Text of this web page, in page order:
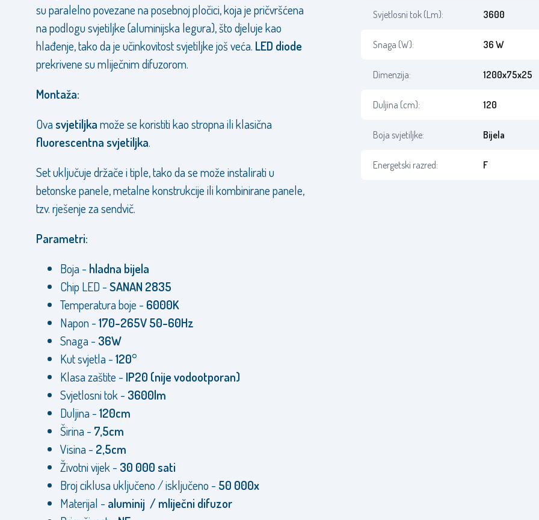
su paralelno povezane na posebnoj pločici, koja je pričvršćena
na podlogu svjetiljke (aluminijska legura), što djeluje kao
hlađenje, tako da je učinkovitost svjetiljke još veća. LED diode
prekrivene su mliječnim difuzorom.
Montaža:
Ova svjetiljkamože se koristiti kao stropna ili klasična
fluorescentna svjetiljka.
Set uključuje držače i tiple, tako da se može instalirati u
betonske panele, metalne konstrukcije ili kombinirane panele,
tzv. rješenje za sendvič.
Parametri:
Boja - hladna bijela
Chip LED -SANAN 2835
Temperatura boje - 6000K
Napon -170-265V 50-60Hz
Snaga - 36W
Kut svjetla -120°
Klasa zaštite - IP20 (nije vodootporan)
Svjetlosni tok - 3600lm
Duljina -120cm
Širina - 7,5cm
Visina - 2,5cm
Životni vijek - 30 000 sati
Broj ciklusa uključeno / isključeno - 50 000x
Materijal - aluminij / mliječni difuzor
Svjetlosni tok (Lm): 3600
Snaga (W): 36 W
Dimenzija: 1200x75x25
Duljina (cm): 120
Boja svjetiljke: Bijela
Energetski razred: F